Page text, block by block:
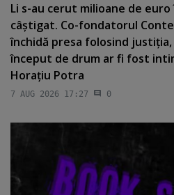
Li s-au cerut milioane de
câştigat. Co-fondatorul
închidă presa folosind
început de drum ar fi fost
Horaţiu Potra
7 AUG 2026 17:27 0